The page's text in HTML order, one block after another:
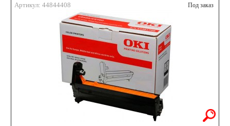
Артикул: 44844408 Под заказ